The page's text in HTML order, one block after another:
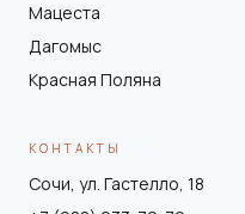
Мацеста
Дагомыс
Красная Поляна
КОНТАКТЫ
Сочи, ул. Гастелло, 18